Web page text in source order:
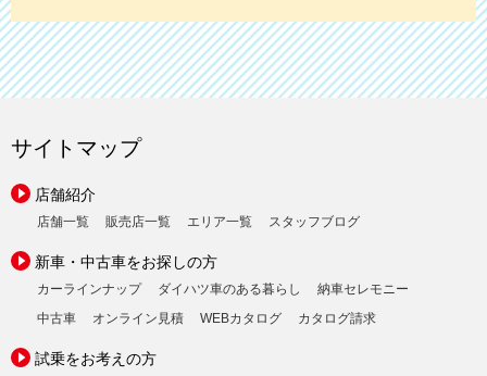
サイトマップ
店舗紹介
店舗一覧 販売店一覧 エリア一覧 スタッフブログ
新車・中古車をお探しの方
カーラインナップ ダイハツ車のある暮らし
納車セレモニー
中古車
オンライン見積 WEBカタログ カタログ請求
試乗をお考えの方